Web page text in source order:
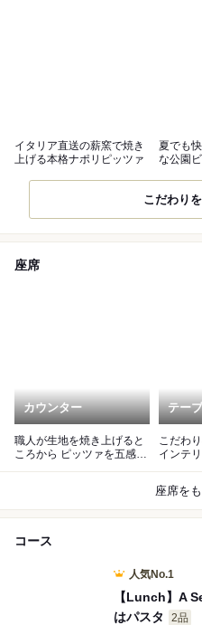
イタリア直送の薪窯で焼き
上げる本格ナポリピッツァ
夏でも
な公園
こだわり
座席
カウンター
職人が生地を焼き上げると
ころから ピッツァを五感で
テー
こだわ
インテ
座席を
コース
人気No.1
【Lunch】A
はパスタ
2品